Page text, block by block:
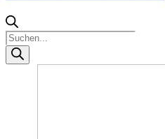
Products
search